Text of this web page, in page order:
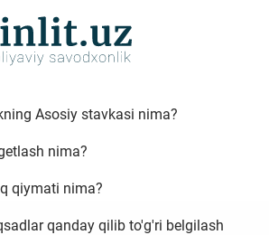
Asosiy stavkasi nima?
nima?
qiymati nima?
qanday qilib to'g'ri belgilash